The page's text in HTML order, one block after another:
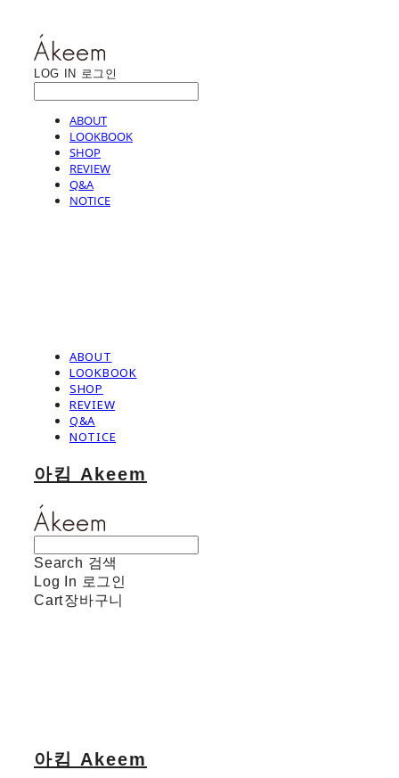
LOG IN 로그인
ABOUT
LOOKBOOK
SHOP
REVIEW
Q&A
NOTICE
ABOUT
LOOKBOOK
SHOP
REVIEW
Q&A
NOTICE
아킴 Akeem
Search 검색
Log In 로그인
Cart장바구니
아킴 Akeem